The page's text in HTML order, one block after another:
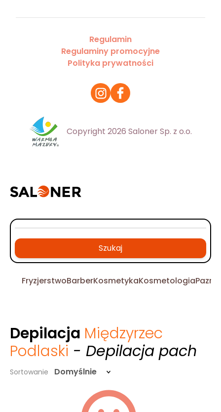
Regulamin
Regulaminy promocyjne
Polityka prywatności
Copyright 2026 Saloner Sp. z o.o.
Szukaj
FryzjerstwoBarberKosmetykaKosmetologia
Depilacja Międzyrzec
Podlaski - Depilacja pach
Sortowanie Domyślnie